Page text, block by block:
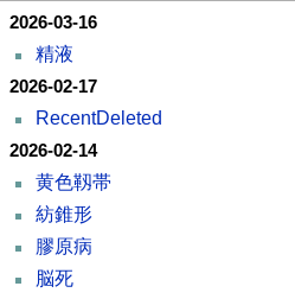
2026-03-16
精液
2026-02-17
RecentDeleted
2026-02-14
黄色靱帯
紡錐形
膠原病
脳死